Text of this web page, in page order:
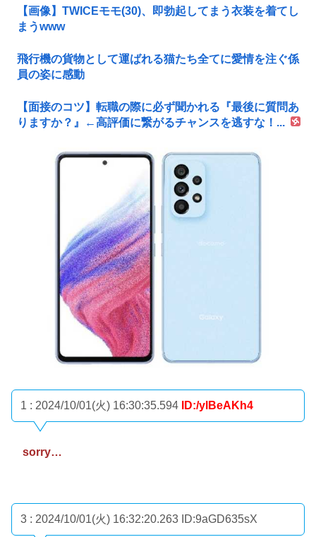
【画像】TWICEモモ(30)、即勃起してまう衣装を着てし
まうwww
飛行機の貨物として運ばれる猫たち全てに愛情を注ぐ係
員の姿に感動
【面接のコツ】転職の際に必ず聞かれる『最後に質問あ
りますか？』←高評価に繋がるチャンスを逃すな！...
1 : 2024/10/01(火) 16:30:35.594 ID:/ylBeAKh4
sorry…
3 : 2024/10/01(火) 16:32:20.263 ID:9aGD635sX